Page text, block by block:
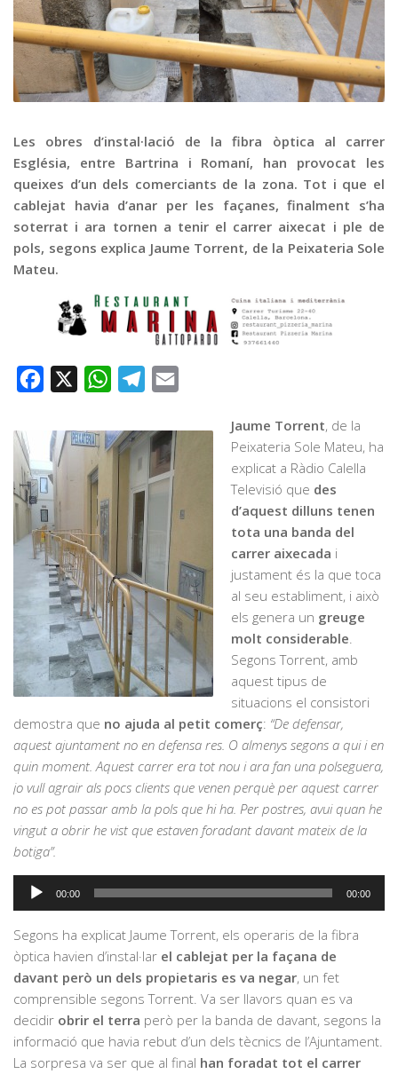
Les obres d’instal·lació de la fibra òptica al carrer
Església, entre Bartrina i Romaní, han provocat les
queixes d’un dels comerciants de la zona. Tot i que el
cablejat havia d’anar per les façanes, finalment s’ha
soterrat i ara tornen a tenir el carrer aixecat i ple de
pols, segons explica Jaume Torrent, de la Peixateria Sole
Mateu.
Facebook WhatsAppTelegram
Jaume Torrent, de la
Peixateria Sole Mateu, ha
explicat a Ràdio Calella
Televisió que des
d’aquest dilluns tenen
tota una banda del
carrer aixecada i
justament és la que toca
al seu establiment, i això
els genera un greuge
molt considerable.
Segons Torrent, amb
aquest tipus de
situacions el consistori
demostra que no ajuda al petit comerç: “De defensar,
aquest ajuntament no en defensa res. O almenys segons a qui i en
quin moment. Aquest carrer era tot nou i ara fan una polseguera,
jo vull agrair als pocs clients que venen perquè per aquest carrer
no es pot passar amb la pols que hi ha. Per postres, avui quan he
vingut a obrir he vist que estaven foradant davant mateix de la
botiga”.
Reproductor
d'àudio
00:00 00:00
Segons ha explicat Jaume Torrent, els operaris de la fibra
òptica havien d’instal·lar el cablejat per la façana de
davant però un dels propietaris es va negar, un fet
comprensible segons Torrent. Va ser llavors quan es va
decidir obrir el terra però per la banda de davant, segons la
informació que havia rebut d’un dels tècnics de l’Ajuntament.
La sorpresa va ser que al final han foradat tot el carrer